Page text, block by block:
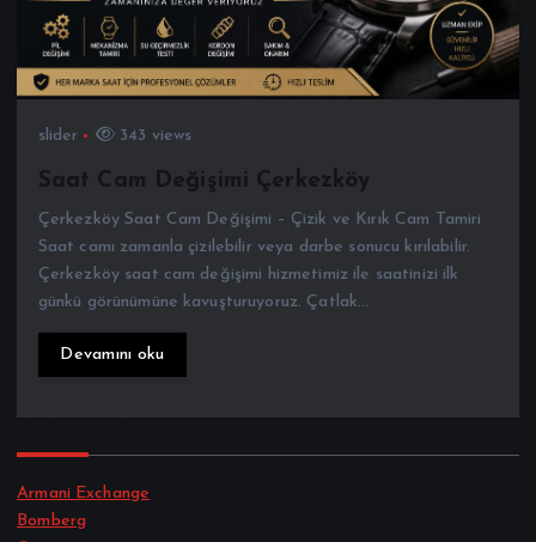
slider 343 views
Saat Cam Değişimi Çerkezköy
Çerkezköy Saat Cam Değişimi – Çizik ve Kırık Cam Tamiri
Saat camı zamanla çizilebilir veya darbe sonucu kırılabilir.
Çerkezköy saat cam değişimi hizmetimiz ile saatinizi ilk
günkü görünümüne kavuşturuyoruz. Çatlak…
Devamını oku
Armani Exchange
Bomberg